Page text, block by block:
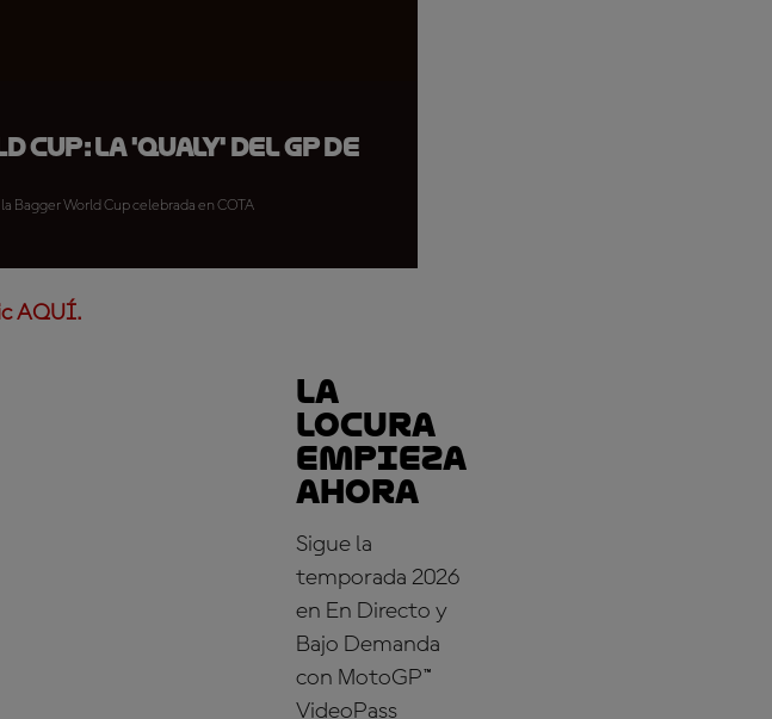
La 'qualy' del GP de
Bagger World Cup celebrada en COTA
AQUÍ.
La
locura
empieza
ahora
Sigue la
temporada 2026
en En Directo y
Bajo Demanda
con MotoGP™
VideoPass